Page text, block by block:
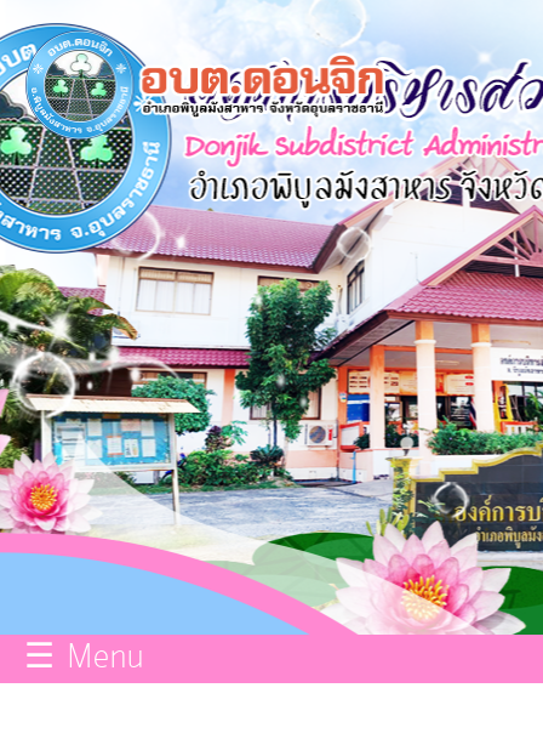
หน้า
หลัก
ข้อมูล
พื้น
ฐาน
บุคลากร
แผน
ยุทธศาสตร์
ข่าวสาร
สภา
☰ Menu